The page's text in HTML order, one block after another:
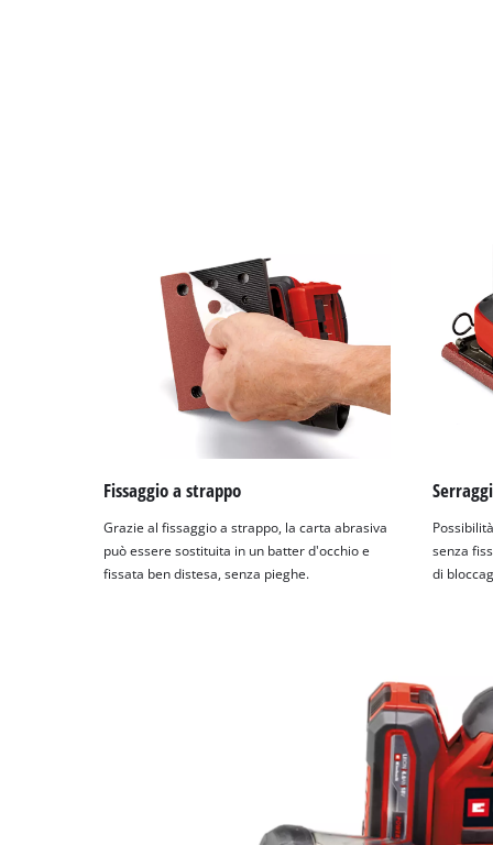
Fissaggio a strappo
Grazie al fissaggio a strappo, la carta abrasiva
può essere sostituita in un batter d'occhio e
fissata ben distesa, senza pieghe.
senza
di